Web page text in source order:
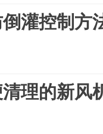
灌控制方
理的新风